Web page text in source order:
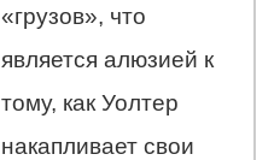
«грузов», что
является алюзией к
тому, как Уолтер
накапливает свои